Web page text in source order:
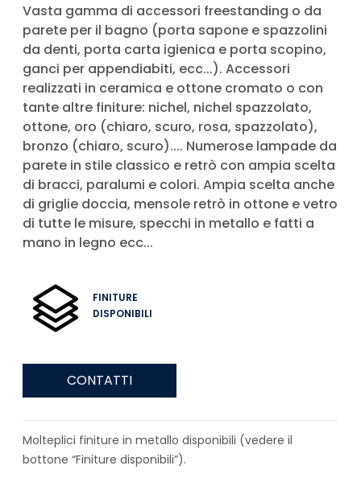
Vasta gamma di accessori freestanding o da
parete per il bagno (porta sapone e spazzolini
da denti, porta carta igienica e porta scopino,
ganci per appendiabiti, ecc...). Accessori
realizzati in ceramica e ottone cromato o con
tante altre finiture: nichel, nichel spazzolato,
ottone, oro (chiaro, scuro, rosa, spazzolato),
bronzo (chiaro, scuro).... Numerose lampade da
parete in stile classico e retrò con ampia scelta
di bracci, paralumi e colori. Ampia scelta anche
di griglie doccia, mensole retrò in ottone e vetro
di tutte le misure, specchi in metallo e fatti a
mano in legno ecc...
FINITURE
DISPONIBILI
CONTATTI
Molteplici finiture in metallo disponibili (vedere il
bottone “Finiture disponibili”).